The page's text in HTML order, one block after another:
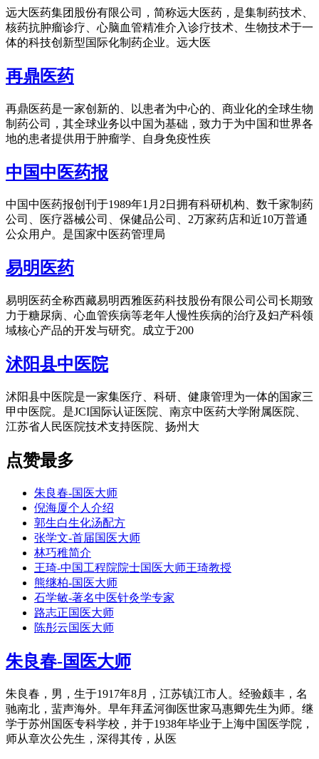
远大医药集团股份有限公司，简称远大医药，是集制药技术、
核药抗肿瘤诊疗、心脑血管精准介入诊疗技术、生物技术于一
体的科技创新型国际化制药企业。远大医
再鼎医药
再鼎医药是一家创新的、以患者为中心的、商业化的全球生物
制药公司，其全球业务以中国为基础，致力于为中国和世界各
地的患者提供用于肿瘤学、自身免疫性疾
中国中医药报
中国中医药报创刊于1989年1月2日拥有科研机构、数千家制药
公司、医疗器械公司、保健品公司、2万家药店和近10万普通
公众用户。是国家中医药管理局
易明医药
易明医药全称西藏易明西雅医药科技股份有限公司公司长期致
力于糖尿病、心血管疾病等老年人慢性疾病的治疗及妇产科领
域核心产品的开发与研究。成立于200
沭阳县中医院
沭阳县中医院是一家集医疗、科研、健康管理为一体的国家三
甲中医院。是JCI国际认证医院、南京中医药大学附属医院、
江苏省人民医院技术支持医院、扬州大
点赞最多
朱良春-国医大师
倪海厦个人介绍
郭生白生化汤配方
张学文-首届国医大师
林巧稚简介
王琦-中国工程院院士国医大师王琦教授
熊继柏-国医大师
石学敏-著名中医针灸学专家
路志正国医大师
陈彤云国医大师
朱良春-国医大师
朱良春，男，生于1917年8月，江苏镇江市人。经验颇丰，名
驰南北，蜚声海外。早年拜孟河御医世家马惠卿先生为师。继
学于苏州国医专科学校，并于1938年毕业于上海中国医学院，
师从章次公先生，深得其传，从医